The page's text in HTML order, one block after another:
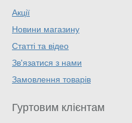
Акції
Новини магазину
Статті та відео
Зв'язатися з нами
Замовлення товарів
Гуртовим клієнтам